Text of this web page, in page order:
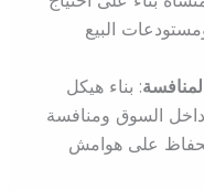
البيع
: بناء هيكل
السوق ومنافسة
على هوامش